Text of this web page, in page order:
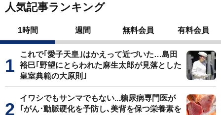
人気記事ランキング
1時間 週間 無料会員 有料会員
これで｢愛子天皇｣はかえって近づいた…島田
裕巳｢野望にとらわれた麻生太郎が見落とした
皇室典範の大原則｣
イワシでもサンマでもない...糖尿病専門医が
｢がん･動脈硬化を予防し､美背を保つ栄養素を